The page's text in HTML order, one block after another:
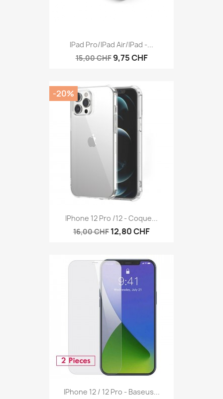
IPad Pro/iPad Air/iPad -...
15,00 CHF 9,75 CHF
IPhone 12 Pro /12 - Coque...
16,00 CHF 12,80 CHF
-20%
IPhone 12 / 12 Pro - Baseus...